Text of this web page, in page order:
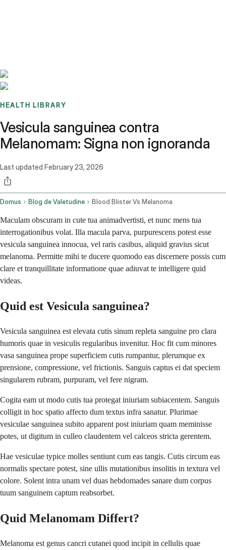
HEALTH LIBRARY
Vesicula sanguinea contra
Melanomam: Signa non ignoranda
Last updated February 23, 2026
Domus Blog de Valetudine Blood Blister Vs Melanoma
Maculam obscuram in cute tua animadvertisti, et nunc mens tua
interrogationibus volat. Illa macula parva, purpurescens potest esse
vesicula sanguinea innocua, vel raris casibus, aliquid gravius sicut
melanoma. Permitte mihi te ducere quomodo eas discernere possis cum
clare et tranquillitate informatione quae adiuvat te intelligere quid
videas.
Quid est Vesicula sanguinea?
Vesicula sanguinea est elevata cutis sinum repleta sanguine pro clara
humoris quae in vesiculis regularibus invenitur. Hoc fit cum minores
vasa sanguinea prope superficiem cutis rumpantur, plerumque ex
prensione, compressione, vel frictionis. Sanguis captus ei dat speciem
singularem rubram, purpuram, vel fere nigram.
Cogita eam ut modo cutis tua protegat iniuriam subiacentem. Sanguis
colligit in hoc spatio affecto dum textus infra sanatur. Plurimae
vesiculae sanguinea subito apparent post iniuriam quam meminisse
potes, ut digitum in culleo claudentem vel calceos stricta gerentem.
Hae vesiculae typice molles sentiunt cum eas tangis. Cutis circum eas
normalis spectare potest, sine ullis mutationibus insolitis in textura vel
colore. Solent intra unam vel duas hebdomades sanare dum corpus
tuum sanguinem captum reabsorbet.
Quid Melanomam Differt?
Melanoma est genus cancri cutanei quod incipit in cellulis quae